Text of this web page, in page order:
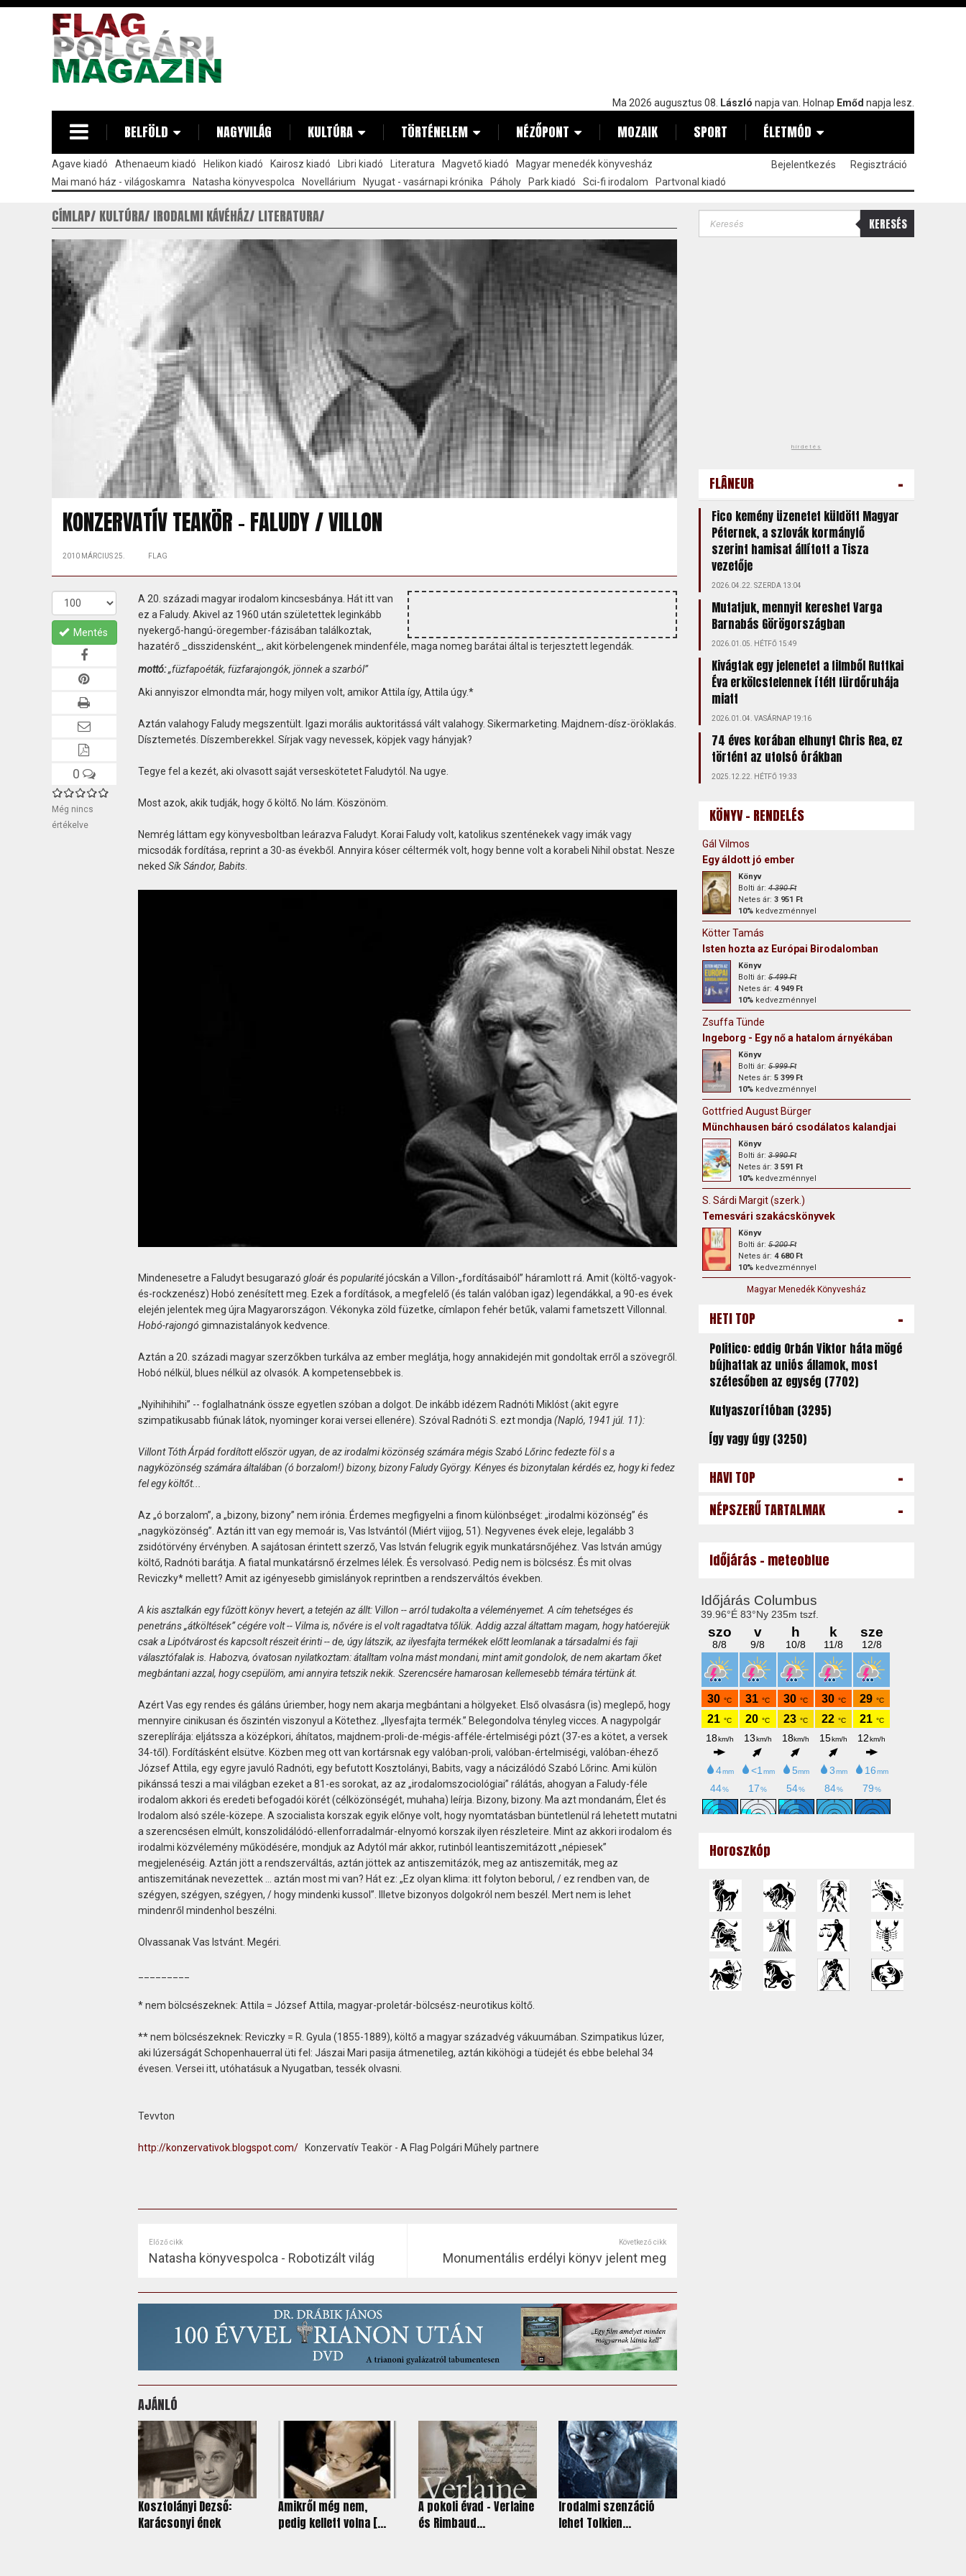
Ma 2026 augusztus 08. László napja van. Holnap Emőd napja lesz.
BELFÖLD NAGYVILÁG KULTÚRA TÖRTÉNELEM NÉZŐPONT MOZAIK SPORT ÉLETMÓD
Agave kiadó Athenaeum kiadó Helikon kiadó Kairosz kiadó Libri kiadó Literatura Magvető kiadó
Magyar menedék könyvesház
Mai manó ház - világoskamra
Natasha könyvespolca Novellárium Nyugat - vasárnapi krónika Páholy Park kiadó Sci-fi irodalom Partvonal kiadó
Bejelentkezés Regisztráció
CÍMLAP KULTÚRA IRODALMI KÁVÉHÁZ LITERATURA
KONZERVATÍV TEAKÖR - FALUDY / VILLON
2010 MÁRCIUS 25. FLAG
Mentés
0
Még nincs
értékelve
A 20. századi magyar irodalom kincsesbánya. Hát itt van
ez a Faludy. Akivel az 1960 után születettek leginkább
nyekergő-hangú-öregember-fázisában találkoztak,
hazatérő _disszidensként_, akit körbelengenek mindenféle, maga nomeg barátai által is terjesztett legendák.
mottó:„füzfapoéták, füzfarajongók, jönnek a szarból”
Aki annyiszor elmondta már, hogy milyen volt, amikor Attila így, Attila úgy.*
Aztán valahogy Faludy megszentült. Igazi morális auktoritássá vált valahogy. Sikermarketing. Majdnem-dísz-öröklakás.
Dísztemetés. Díszemberekkel. Sírjak vagy nevessek, köpjek vagy hányjak?
Tegye fel a kezét, aki olvasott saját verseskötetet Faludytól. Na ugye.
Most azok, akik tudják, hogy ő költő. No lám. Köszönöm.
Nemrég láttam egy könyvesboltban leárazva Faludyt. Korai Faludy volt, katolikus szenténekek vagy imák vagy
micsodák fordítása, reprint a 30-as évekből. Annyira kóser céltermék volt, hogy benne volt a korabeli Nihil obstat. Nesze
neked Sík Sándor, Babits.
Mindenesetre a Faludyt besugarazó gloárés popularitéjócskán a Villon-„fordításaiból” háramlott rá. Amit (költő-vagyok-
és-rockzenész) Hobó zenésített meg. Ezek a fordítások, a megfelelő (és talán valóban igaz) legendákkal, a 90-es évek
elején jelentek meg újra Magyarországon. Vékonyka zöld füzetke, címlapon fehér betűk, valami fametszett Villonnal.
Hobó-rajongó gimnazistalányok kedvence.
Aztán a 20. századi magyar szerzőkben turkálva az ember meglátja, hogy annakidején mit gondoltak erről a szövegről.
Hobó nélkül, blues nélkül az olvasók. A kompetensebbek is.
„Nyihihihihi” -- foglalhatnánk össze egyetlen szóban a dolgot. De inkább idézem Radnóti Miklóst (akit egyre
szimpatikusabb fiúnak látok, nyominger korai versei ellenére). Szóval Radnóti S. ezt mondja (Napló, 1941 júl. 11):
Villont Tóth Árpád fordított először ugyan, de az irodalmi közönség számára mégis Szabó Lőrinc fedezte föl s a
nagyközönség számára általában (ó borzalom!) bizony, bizony Faludy György. Kényes és bizonytalan kérdés ez, hogy ki fedez
fel egy költőt...
Az „ó borzalom”, a „bizony, bizony” nem irónia. Érdemes megfigyelni a finom különbséget: „irodalmi közönség” és
„nagyközönség”. Aztán itt van egy memoár is, Vas Istvántól (Miért vijjog, 51). Negyvenes évek eleje, legalább 3
zsidótörvény érvényben. A sajátosan érintett szerző, Vas István felugrik egyik munkatársnőjéhez. Vas István amúgy
költő, Radnóti barátja. A fiatal munkatársnő érzelmes lélek. És versolvasó. Pedig nem is bölcsész. És mit olvas
Reviczky* mellett? Amit az igényesebb gimislányok reprintben a rendszerváltós években.
A kis asztalkán egy fűzött könyv hevert, a tetején az állt: Villon -- arról tudakolta a véleményemet. A cím tehetséges és
penetráns „átköltések” cégére volt -- Vilma is, nővére is el volt ragadtatva tőlük. Addig azzal áltattam magam, hogy hatóerejük
csak a Lipótvárost és kapcsolt részeit érinti -- de, úgy látszik, az ilyesfajta termékek előtt leomlanak a társadalmi és faji
választófalak is. Habozva, óvatosan nyilatkoztam: átalltam volna mást mondani, mint amit gondolok, de nem akartam őket
megbántani azzal, hogy csepülöm, ami annyira tetszik nekik. Szerencsére hamarosan kellemesebb témára tértünk át.
Azért Vas egy rendes és gáláns úriember, hogy nem akarja megbántani a hölgyeket. Első olvasásra (is) meglepő, hogy
mennyire cinikusan és őszintén viszonyul a Kötethez. „Ilyesfajta termék.” Belegondolva tényleg vicces. A nagypolgár
szereplírája: eljátssza a középkori, áhítatos, majdnem-proli-de-mégis-afféle-értelmiségi pózt (37-es a kötet, a versek
34-től). Fordításként elsütve. Közben meg ott van kortársnak egy valóban-proli, valóban-értelmiségi, valóban-éhező
József Attila, egy egyre javuló Radnóti, egy befutott Kosztolányi, Babits, vagy a nácizálódó Szabó Lőrinc. Ami külön
pikánssá teszi a mai világban ezeket a 81-es sorokat, az az „irodalomszociológiai” rálátás, ahogyan a Faludy-féle
irodalom akkori és eredeti befogadói körét (célközönségét, muhaha) leírja. Bizony, bizony. Ma azt mondanám, Élet és
Irodalom alsó széle-közepe. A szocialista korszak egyik előnye volt, hogy nyomtatásban büntetlenül rá lehetett mutatni
a szerencsésen elmúlt, konszolidálódó-ellenforradalmár-elnyomó korszak ilyen részleteire. Mint az akkori irodalom és
irodalmi közvélemény működésére, mondjuk az Adytól már akkor, rutinból leantiszemitázott „népiesek”
megjelenéséig. Aztán jött a rendszerváltás, aztán jöttek az antiszemitázók, meg az antiszemiták, meg az
antiszemitának nevezettek ... aztán most mi van? Hát ez: „Ez olyan klima: itt folyton beborul, / ez rendben van, de
szégyen, szégyen, szégyen, / hogy mindenki kussol”. Illetve bizonyos dolgokról nem beszél. Mert nem is lehet
mindenről mindenhol beszélni.
Olvassanak Vas Istvánt. Megéri.
* nem bölcsészeknek: Attila = József Attila, magyar-proletár-bölcsész-neurotikus költő.
** nem bölcsészeknek: Reviczky = R. Gyula (1855-1889), költő a magyar századvég vákuumában. Szimpatikus lúzer,
aki lúzerságát Schopenhauerral üti fel: Jászai Mari pasija átmenetileg, aztán kiköhögi a tüdejét és ebbe belehal 34
évesen. Versei itt, utóhatásuk a Nyugatban, tessék olvasni.
Tevvton
http://konzervativok.blogspot.com/Konzervatív Teakör - A Flag Polgári Műhely partnere
Előző cikk
Natasha könyvespolca - Robotizált világ
Következő cikk
Monumentális erdélyi könyv jelent meg
AJÁNLÓ
Kosztolányi Dezső:
Karácsonyi ének
Amikről még nem,
pedig kellett volna [...
A pokoli évad - Verlaine
és Rimbaud...
Irodalmi szenzáció
lehet Tolkien...
KERESÉS
hirdetés
FLÂNEUR -
Fico kemény üzenetet küldött Magyar
Péternek, a szlovák kormányfő
szerint hamisat állított a Tisza
vezetője
2026.04.22. SZERDA 13:04
Mutatjuk, mennyit kereshet Varga
Barnabás Görögországban
2026.01.05. HÉTFŐ 15:49
Kivágtak egy jelenetet a filmből Ruttkai
Éva erkölcstelennek ítélt fürdőruhája
miatt
2026.01.04. VASÁRNAP 19:16
74 éves korában elhunyt Chris Rea, ez
történt az utolsó órákban
2025.12.22. HÉTFŐ 19:33
KÖNYV - RENDELÉS
Gál Vilmos
Egy áldott jó ember
Könyv
Bolti ár:4 390 Ft
Netes ár: 3 951 Ft
10%kedvezménnyel
Kötter Tamás
Isten hozta az Európai Birodalomban
Könyv
Bolti ár:5 499 Ft
Netes ár: 4 949 Ft
10%kedvezménnyel
Zsuffa Tünde
Ingeborg - Egy nő a hatalom árnyékában
Könyv
Bolti ár:5 999 Ft
Netes ár: 5 399 Ft
10%kedvezménnyel
Gottfried August Bürger
Münchhausen báró csodálatos kalandjai
Könyv
Bolti ár:3 990 Ft
Netes ár: 3 591 Ft
10%kedvezménnyel
S. Sárdi Margit (szerk.)
Temesvári szakácskönyvek
Könyv
Bolti ár:5 200 Ft
Netes ár: 4 680 Ft
10%kedvezménnyel
Magyar Menedék Könyvesház
HETI TOP -
Politico: eddig Orbán Viktor háta mögé
bújhattak az uniós államok, most
szétesőben az egység (7702)
Kutyaszorítóban (3295)
Így vagy úgy (3250)
HAVI TOP -
NÉPSZERŰ TARTALMAK -
Időjárás - meteoblue
Horoszkóp